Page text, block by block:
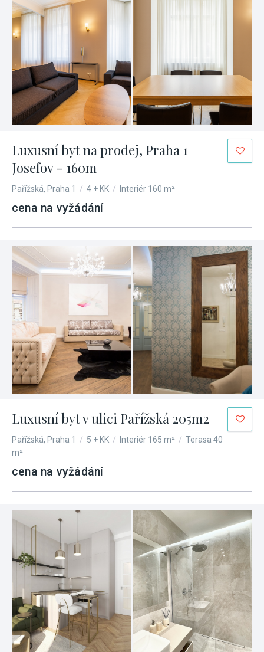
Luxusní byt na prodej, Praha 1
Josefov - 160m
Pařížská, Praha 1 / 4 + KK / Interiér 160 m²
cena na vyžádání
Luxusní byt v ulici Pařížská 205m2
Pařížská, Praha 1 / 5 + KK / Interiér 165 m² / Terasa 40
m²
cena na vyžádání